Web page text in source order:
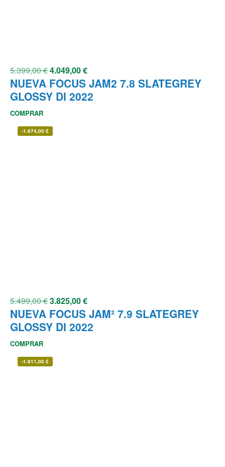
5.399,00€4.049,00€
NUEVA FOCUS JAM2 7.8 SLATEGREY
GLOSSY DI 2022
COMPRAR
-1.674,00 €
5.499,00€3.825,00€
NUEVA FOCUS JAM² 7.9 SLATEGREY
GLOSSY DI 2022
COMPRAR
-1.911,00 €